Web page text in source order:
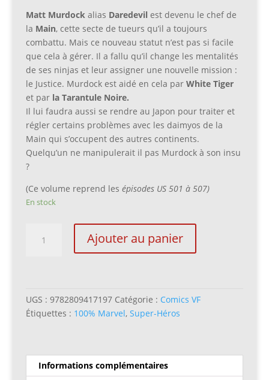
Matt Murdockalias Daredevil est devenu le chef de
la Main, cette secte de tueurs qu’il a toujours
combattu. Mais ce nouveau statut n’est pas si facile
que cela à gérer. Il a fallu qu’il change les mentalités
de ses ninjas et leur assigner une nouvelle mission :
le Justice. Murdock est aidé en cela par White Tiger
et parla Tarantule Noire.
Il lui faudra aussi se rendre au Japon pour traiter et
régler certains problèmes avec les daimyos de la
Main qui s’occupent des autres continents.
Quelqu’un ne manipulerait il pas Murdock à son insu
?
(Ce volume reprend les épisodes US 501 à 507)
En stock
-
2011)
main
Ajouter au panier
UGS : 9782809417197 Catégorie : Comics VF
Étiquettes : 100% Marvel, Super-Héros
Informations complémentaires